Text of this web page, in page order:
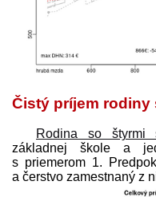
Čistý príjem
Rodina so štyrmi
základnej škole a
s priemerom 1.
a čerstvo zamestnaný z